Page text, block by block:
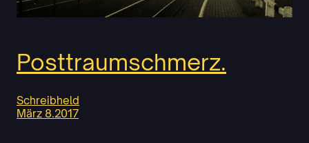
Posttraumschmerz.
Schreibheld
März 8.2017